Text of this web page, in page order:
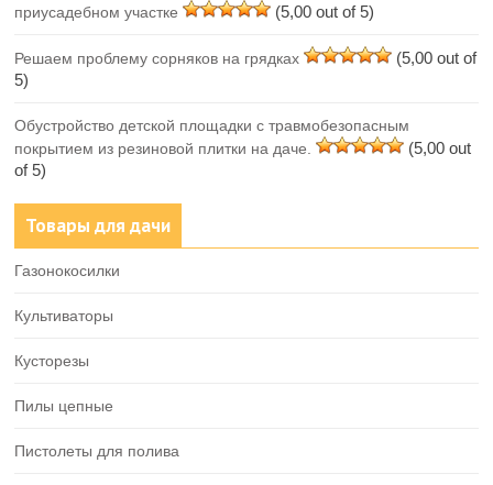
приусадебном участке
(5,00 out of 5)
Решаем проблему сорняков на грядках
(5,00 out of
5)
Обустройство детской площадки с травмобезопасным
покрытием из резиновой плитки на даче.
(5,00 out
of 5)
Товары для дачи
Газонокосилки
Культиваторы
Кусторезы
Пилы цепные
Пистолеты для полива